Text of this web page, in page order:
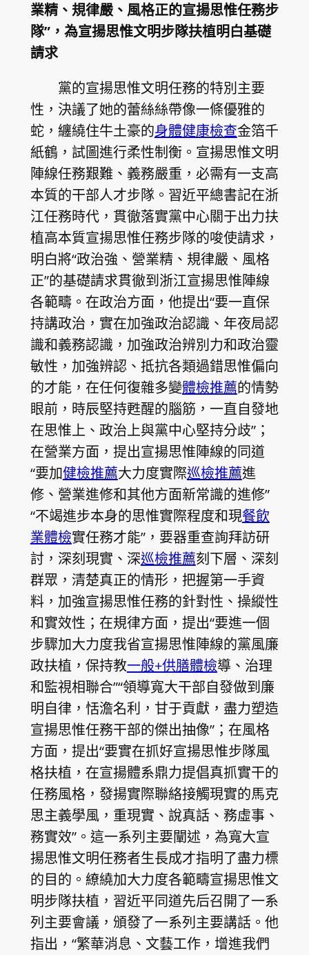
業精、規律嚴、風格正的宣揚思惟任務步
隊”，為宣揚思惟文明步隊扶植明白基礎
請求
黨的宣揚思惟文明任務的特別主要
性，決議了她的蕾絲絲帶像一條優雅的
蛇，纏繞住牛土豪的身體健康檢查金箔千
紙鶴，試圖進行柔性制衡。宣揚思惟文明
陣線任務艱難、義務嚴重，必需有一支高
本質的干部人才步隊。習近平總書記在浙
江任務時代，貫徹落實黨中心關于出力扶
植高本質宣揚思惟任務步隊的唆使請求，
明白將“政治強、營業精、規律嚴、風格
正”的基礎請求貫徹到浙江宣揚思惟陣線
各範疇。在政治方面，他提出“要一直保
持講政治，實在加強政治認識、年夜局認
識和義務認識，加強政治辨別力和政治靈
敏性，加強辨認、抵抗各類過錯思惟偏向
的才能，在任何復雜多變體檢推薦的情勢
眼前，時辰堅持甦醒的腦筋，一直自發地
在思惟上、政治上與黨中心堅持分歧”；
在營業方面，提出宣揚思惟陣線的同道
“要加健檢推薦大力度實際巡檢推薦進
修、營業進修和其他方面新常識的進修”
“不竭進步本身的思惟實際程度和現餐飲
業體檢實任務才能”，要器重查詢拜訪研
討，深刻現實、深巡檢推薦刻下層、深刻
群眾，清楚真正的情形，把握第一手資
料，加強宣揚思惟任務的針對性、操縱性
和實效性；在規律方面，提出“要進一個
步驟加大力度我省宣揚思惟陣線的黨風廉
政扶植，保持教一般+供膳體檢導、治理
和監視相聯合”“領導寬大干部自發做到廉
明自律，恬澹名利，甘于貢獻，盡力塑造
宣揚思惟任務干部的傑出抽像”；在風格
方面，提出“要實在抓好宣揚思惟步隊風
格扶植，在宣揚體系鼎力提倡真抓實干的
任務風格，發揚實際聯絡接觸現實的馬克
思主義學風，重現實、說真話、務虛事、
務實效”。這一系列主要闡述，為寬大宣
揚思惟文明任務者生長成才指明了盡力標
的目的。繚繞加大力度各範疇宣揚思惟文
明步隊扶植，習近平同道先后召開了一系
列主要會議，頒發了一系列主要講話。他
指出，“繁華消息、文藝工作，增進我們